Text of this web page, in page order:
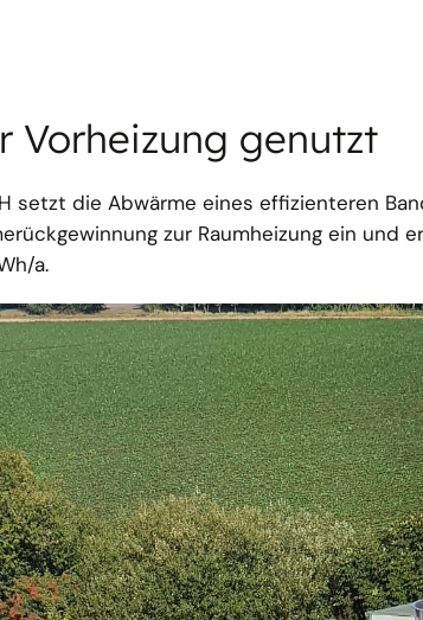
Vorheizung genutzt
setzt die Abwärme eines effizienteren
zur Raumheizung ein und
a.